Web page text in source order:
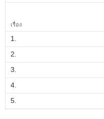
เรื่อง
1.
2.
3.
4.
5.